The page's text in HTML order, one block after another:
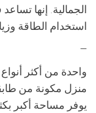
الجمالية. إنها
استخدام الطاقة
—
واحدة من أكثر
منزل مكونة من
يوفر مساحة أكبر